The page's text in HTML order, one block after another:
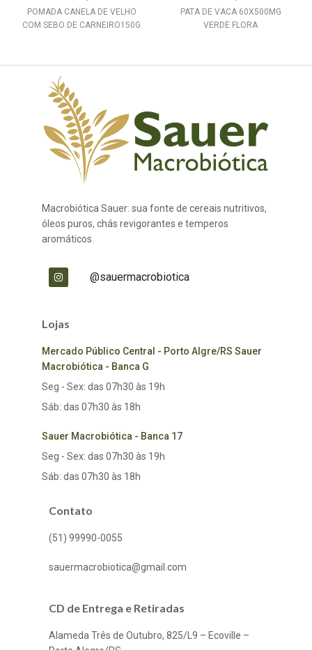
POMADA CANELA DE VELHO
COM SEBO DE CARNEIRO150G
PATA DE VACA 60X500MG
VERDE FLORA
Macrobiótica Sauer: sua fonte de cereais nutritivos,
óleos puros, chás revigorantes e temperos
aromáticos.
@sauermacrobiotica
Lojas
Mercado Público Central - Porto Algre/RS Sauer
Macrobiótica - Banca G
Seg - Sex: das 07h30 às 19h
Sáb: das 07h30 às 18h
Sauer Macrobiótica - Banca 17
Seg - Sex: das 07h30 às 19h
Sáb: das 07h30 às 18h
Contato
(51) 99990-0055
sauermacrobiotica@gmail.com
CD de Entrega e Retiradas
Alameda Três de Outubro, 825/L9 – Ecoville –